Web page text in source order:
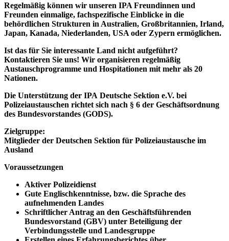
Regelmäßig können wir unseren IPA Freundinnen und
Freunden einmalige, fachspezifische Einblicke in die
behördlichen Strukturen in Australien, Großbritannien, Irland,
Japan, Kanada, Niederlanden, USA oder Zypern ermöglichen.
Ist das für Sie interessante Land nicht aufgeführt?
Kontaktieren Sie uns! Wir organisieren regelmäßig
Austauschprogramme und Hospitationen mit mehr als 20
Nationen.
Die Unterstützung der IPA Deutsche Sektion e.V. bei
Polizeiaustauschen richtet sich nach § 6 der Geschäftsordnung
des Bundesvorstandes (GODS).
Zielgruppe:
Mitglieder der Deutschen Sektion für Polizeiaustausche im
Ausland
Voraussetzungen
Aktiver Polizeidienst
Gute Englischkenntnisse, bzw. die Sprache des
aufnehmenden Landes
Schriftlicher Antrag an den Geschäftsführenden
Bundesvorstand (GBV) unter Beteiligung der
Verbindungsstelle und Landesgruppe